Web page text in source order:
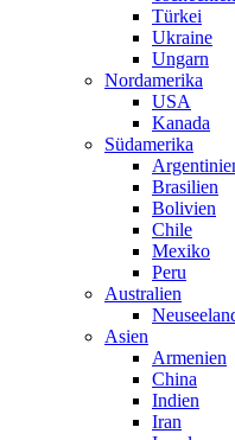
Türkei
Ukraine
Ungarn
Nordamerika
USA
Kanada
Südamerika
Brasilien
Bolivien
Chile
Mexiko
Peru
Australien
Asien
Armenien
China
Indien
Iran